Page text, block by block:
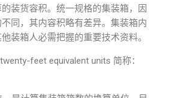
装货容积。统一规格的集装箱，因
同，其内容积略有差异。集装箱内
装箱人必需把握的重要技术资料。
feet equivalent units 简称：